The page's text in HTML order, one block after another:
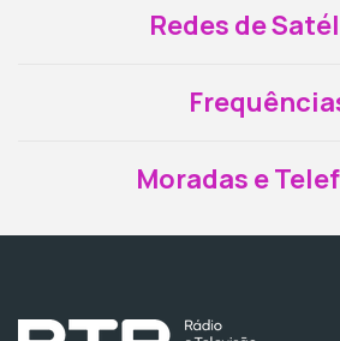
Redes de
Moradas e